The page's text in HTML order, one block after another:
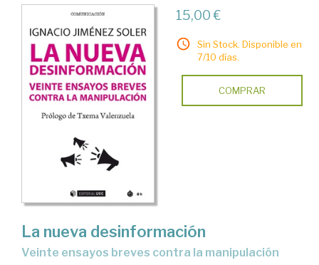
15,00 €
Sin Stock. Disponible en
7/10 días.
COMPRAR
La nueva desinformación
Veinte ensayos breves contra la manipulación